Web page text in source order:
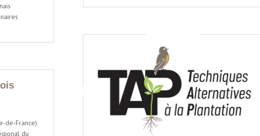
de-France)
du